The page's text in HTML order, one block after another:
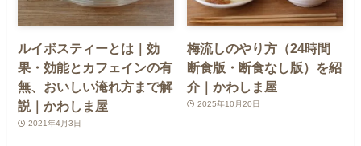
ルイボスティーとは｜効
果・効能とカフェインの有
無、おいしい淹れ方まで解
説｜かわしま屋
2021年4月3日
梅流しのやり方（24時間
断食版・断食なし版）を紹
介｜かわしま屋
2025年10月20日